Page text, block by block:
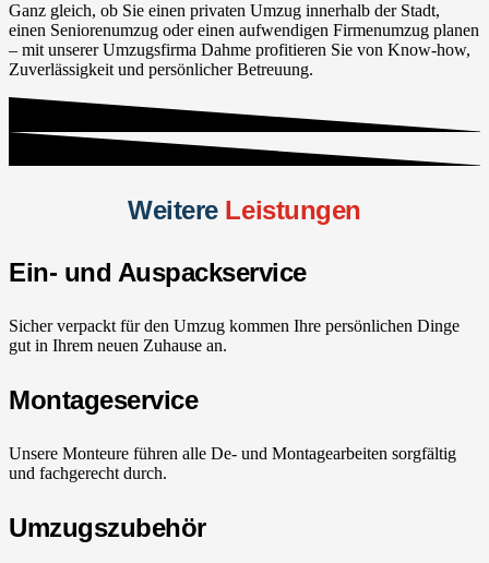
Ganz gleich, ob Sie einen privaten Umzug innerhalb der Stadt,
einen Seniorenumzug oder einen aufwendigen Firmenumzug planen
– mit unserer Umzugsfirma Dahme profitieren Sie von Know-how,
Zuverlässigkeit und persönlicher Betreuung.
Weitere Leistungen
Ein- und Auspackservice
Sicher verpackt für den Umzug kommen Ihre persönlichen Dinge
gut in Ihrem neuen Zuhause an.
Montageservice
Unsere Monteure führen alle De- und Montagearbeiten sorgfältig
und fachgerecht durch.
Umzugszubehör